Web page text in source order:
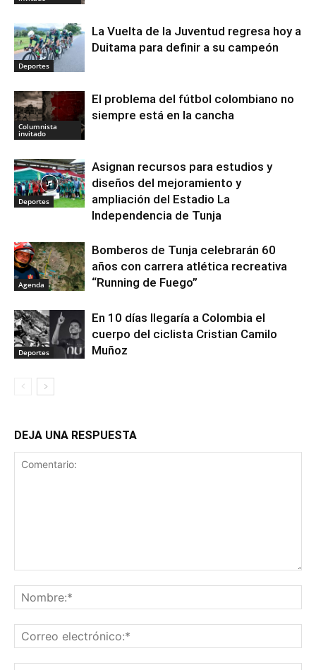
Deportes
La Vuelta de la Juventud regresa hoy a
Duitama para definir a su campeón
Columnista
invitado
El problema del fútbol colombiano no
siempre está en la cancha
Deportes
Asignan recursos para estudios y
diseños del mejoramiento y
ampliación del Estadio La
Independencia de Tunja
Agenda
Bomberos de Tunja celebrarán 60
años con carrera atlética recreativa
“Running de Fuego”
Deportes
En 10 días llegaría a Colombia el
cuerpo del ciclista Cristian Camilo
Muñoz
DEJA UNA RESPUESTA